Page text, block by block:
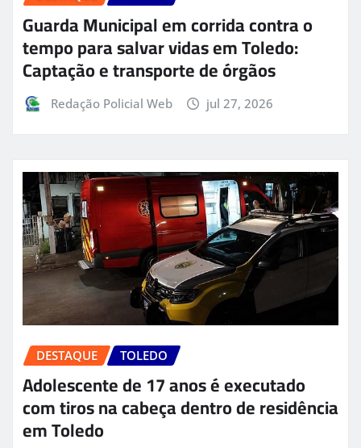
Guarda Municipal em corrida contra o
tempo para salvar vidas em Toledo:
Captação e transporte de órgãos
Redação Policial Web jul 27, 2026
DESTAQUE TOLEDO
Adolescente de 17 anos é executado
com tiros na cabeça dentro de residência
em Toledo